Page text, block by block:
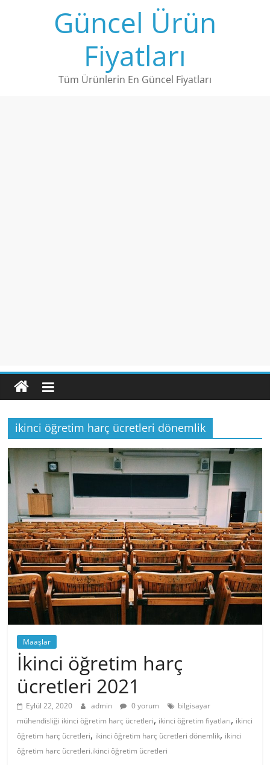
Güncel Ürün
Fiyatları
Tüm Ürünlerin En Güncel Fiyatları
ikinci öğretim harç ücretleri dönemlik
Maaşlar
İkinci öğretim harç
ücretleri 2021
Eylül 22, 2020 admin 0 yorum
bilgisayar
mühendisliği ikinci öğretim harç ücretleri, ikinci öğretim fiyatları, ikinci
öğretim harç ücretleri, ikinci öğretim harç ücretleri dönemlik, ikinci
öğretim harc ücretleri.ikinci öğretim ücretleri